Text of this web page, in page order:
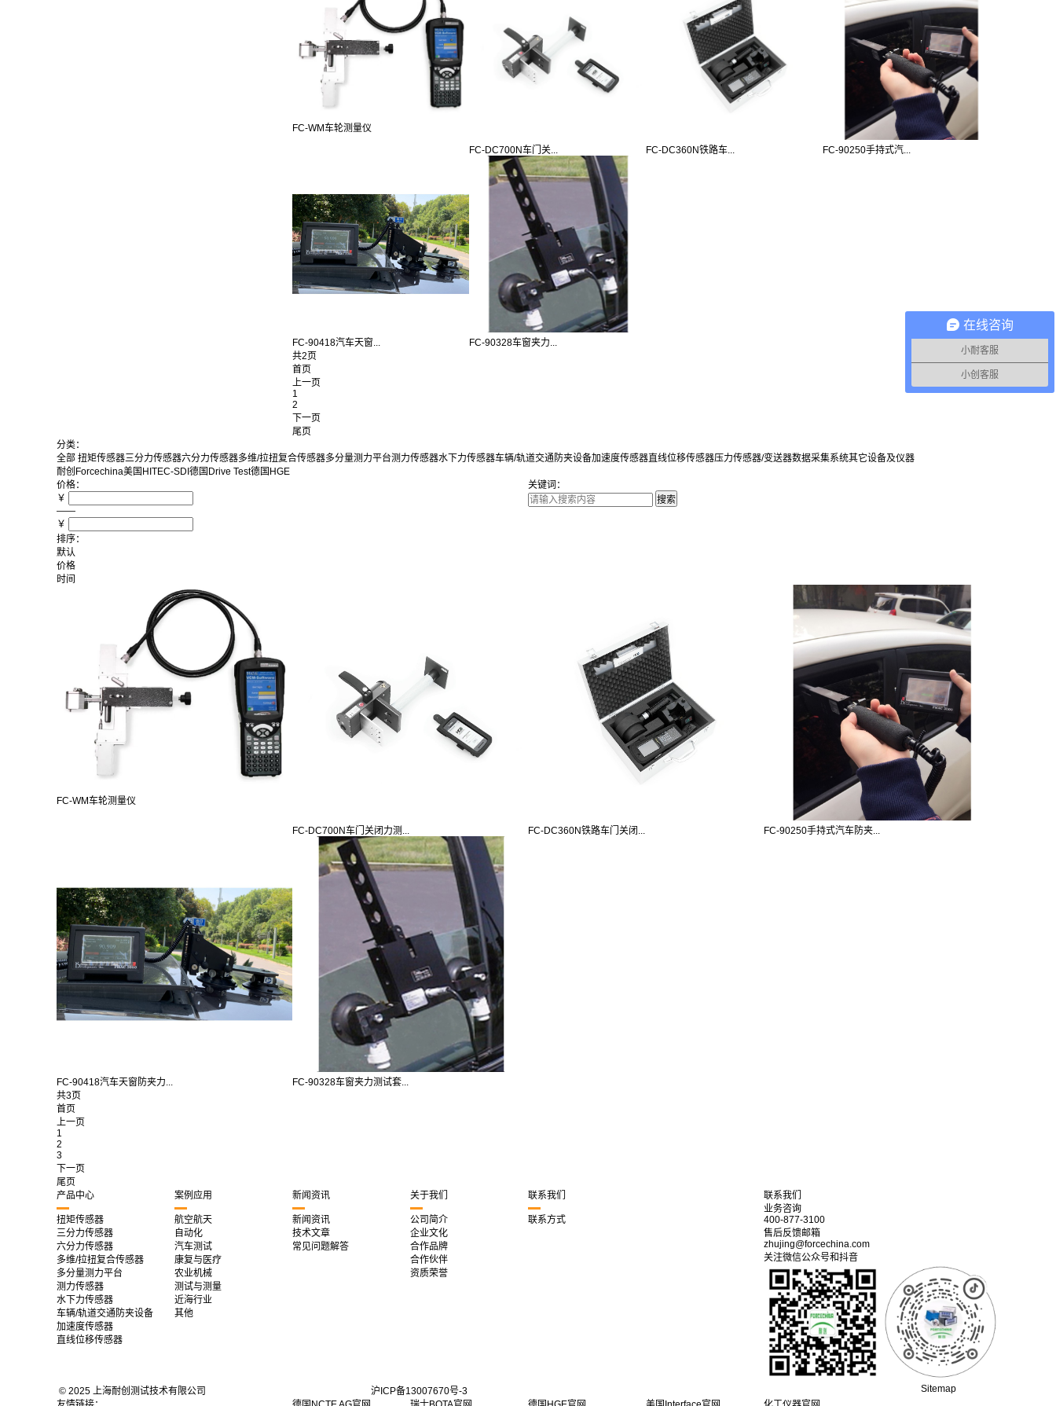
FC-WM车轮测量仪
FC-DC700N车门关... FC-DC360N铁路车... FC-90250手持式汽...
FC-90418汽车天窗...
FC-90328车窗夹力...
共2页
首页
上一页
1
2
下一页
尾页
分类：
全部 扭矩传感器三分力传感器六分力传感器多维/拉扭复合传感器多分量测力平台测力传感器水下力传感器车辆/轨道交通防夹设备加速度传感器直线位移传感器压力传感器/变送器数据采集系统其它设备及仪器
耐创Forcechina美国HITEC-SDI 德国Drive Test德国HGE
价格：
￥
——
￥
关键词：
排序：
默认
价格
时间
FC-WM车轮测量仪
FC-DC700N车门关闭力测... FC-DC360N铁路车门关闭... FC-90250手持式汽车防夹...
FC-90418汽车天窗防夹力...
FC-90328车窗夹力测试套...
共3页
首页
上一页
1
2
3
下一页
尾页
产品中心
扭矩传感器
三分力传感器
六分力传感器
多维/拉扭复合传感器
多分量测力平台
测力传感器
水下力传感器
车辆/轨道交通防夹设备
加速度传感器
直线位移传感器
案例应用
航空航天
自动化
汽车测试
康复与医疗
农业机械
测试与测量
近海行业
其他
新闻资讯
新闻资讯
技术文章
常见问题解答
关于我们
公司简介
企业文化
合作品牌
合作伙伴
资质荣誉
联系我们
联系方式
联系我们
业务咨询
400-877-3100
售后反馈邮箱
zhujing@forcechina.com
关注微信公众号和抖音
© 2025 上海耐创测试技术有限公司 沪ICP备13007670号-3
Sitemap
在线咨询
小耐客服
小创客服